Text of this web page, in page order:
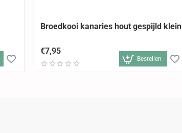
Broedkooi kanaries hout gespijld klein
€7,95
Bestellen